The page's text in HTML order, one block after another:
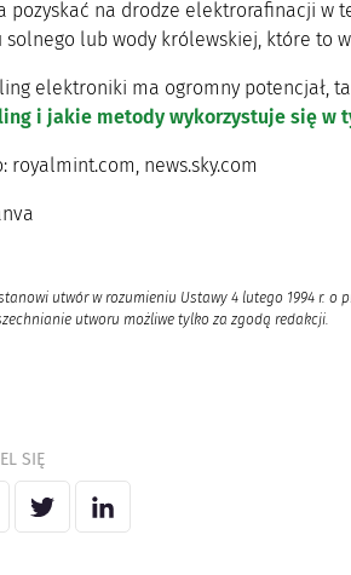
pozyskać na drodze elektrorafinacji w
solnego lub wody królewskiej, które to
elektroniki ma ogromny potencjał,
i jakie metody wykorzystuje się w
royalmint.com, news.sky.com
utwór w rozumieniu Ustawy 4 lutego 1994 r.
utworu możliwe tylko za zgodą redakcji.
SIĘ